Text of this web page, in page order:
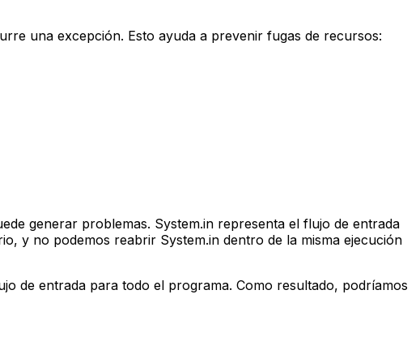
una excepción. Esto ayuda a prevenir fugas de recursos:
generar problemas. System.in representa el flujo de entrada
y no podemos reabrir System.in dentro de la misma ejecución
de entrada para todo el programa. Como resultado, podríamos